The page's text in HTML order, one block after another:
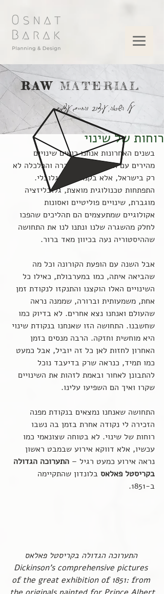
רוחות של שינוי
בשנים האחרונות אנחנו רואים שינויים
מהירים עם השפעות על החברה והכלכלה לא
רק בישראל, אלא בקנה מידה גלובלי.
התפתחות טכנולוגית מואצת, גלובליזציה
מוגברת, שינויים פוליטיים ואסונות
אקולוגיים שמתעצמים הם תהליכים שהפכו
לחלק מהשגרה שלנו ונתנו לנו את התחושה
שההיסטוריה נעה בכיוון מאד ברור.
אבל השנה עם הופעת הקורונה וכל מה
שהביאה איתה, כמו במערבולת, כאילו כל
השינויים האלו הוקצנו והתנקזו לנקודת זמן
אחת, משמעותית וברורה, שממנה נראה
שהעולם ואנחנו נצא אחרים. לא בדיוק כמו
שחשבנו. התחושה הזו שאנחנו בנקודת שינוי
היא מוחשית וחזקה. הרבה מנסים בזמן
האחרון לחזות לאן כל זה יוביל, אבל כמעט
כמו תמיד, כנראה שרק בדיעבד נוכל
להתבונן לאחור ובאמת לזהות את השינויים
שקרו ואיך הם השפיעו עלינו.
התחושה שאנחנו נמצאים בנקודת מפנה
הזכירה לי נקודה אחרת בזמן בה נשבו
רוחות של שינוי. לא בטוחה שצונאמי כמו
עכשיו, אלא דווקא אירוע שבמבט ראשון
נראה אירוע כמעט רגיל – התערוכה הגדולה
בקריסטל פאלאס בלונדון שהתקיימה
ב-1851.
התערוכה הגדולה בקריסטל פאלאס
Dickinson’s comprehensive pictures
of the great exhibition of 1851: from
RAW MATERIAL
על השראה, עיצוב והחיים עצמם